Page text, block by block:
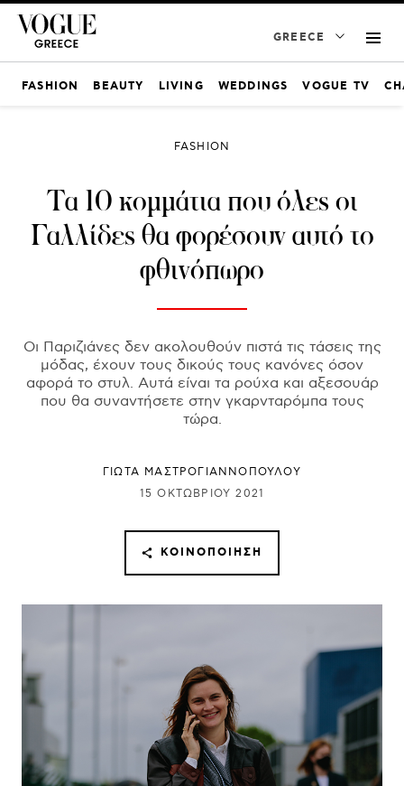
GREECE
FASHION BEAUTY LIVING WEDDINGS VOGUE TV
FASHION
Τα 10 κομμάτια που όλες οι
Γαλλίδες θα φορέσουν αυτό το
φθινόπωρο
Οι Παριζιάνες δεν ακολουθούν πιστά τις τάσεις της
μόδας, έχουν τους δικούς τους κανόνες όσον
αφορά το στυλ. Αυτά είναι τα ρούχα και αξεσουάρ
που θα συναντήσετε στην γκαρνταρόμπα τους
τώρα.
ΓΙΩΤΑ ΜΑΣΤΡΟΓΙΑΝΝΟΠΟΥΛΟΥ
15 ΟΚΤΩΒΡΊΟΥ 2021
ΚΟΙΝΟΠΟΊΗΣΗ